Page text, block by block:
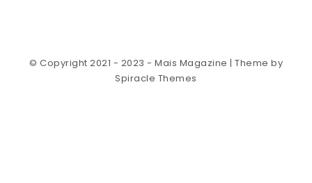
© Copyright 2021 - 2023 - Mais Magazine | Theme by
Spiracle Themes